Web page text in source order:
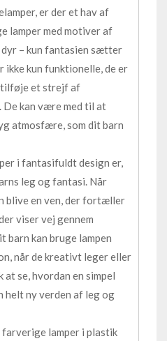
er der et hav af
lamper med motiver af
dyr – kun fantasien sætter
ikke kun funktionelle, de er
tilføje et strejf af
kan være med til at
atmosfære, som dit barn
i fantasifuldt design er,
leg og fantasi. Når
blive en ven, der fortæller
viser vej gennem
barn kan bruge lampen
når de kreativt leger eller
se, hvordan en simpel
helt ny verden af leg og
lamper i plastik